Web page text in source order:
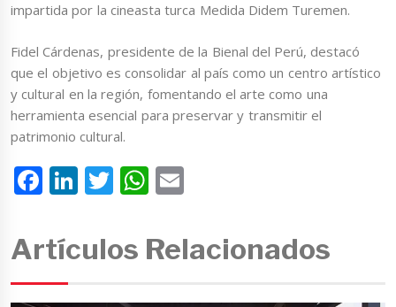
impartida por la cineasta turca Medida Didem Turemen.
Fidel Cárdenas, presidente de la Bienal del Perú, destacó
que el objetivo es consolidar al país como un centro artístico
y cultural en la región, fomentando el arte como una
herramienta esencial para preservar y transmitir el
patrimonio cultural.
Facebook
LinkedIn
TwitterWhatsApp
Artículos Relacionados